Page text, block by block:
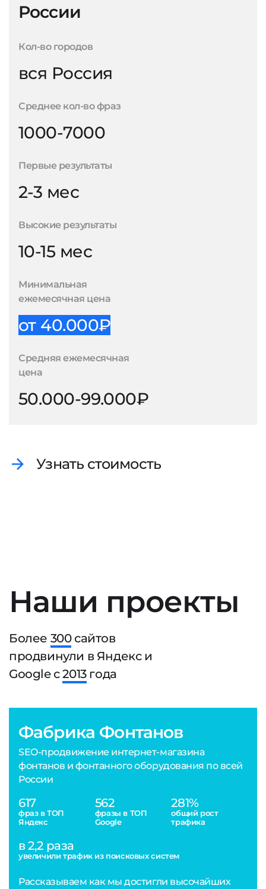
России
Кол-во городов
вся Россия
Среднее кол-во фраз
1000-7000
Первые результаты
2-3 мес
Высокие результаты
10-15 мес
Минимальная
ежемесячная цена
от 40.000₽
Средняя ежемесячная
цена
50.000-99.000₽
Узнать стоимость
Наши проекты
Более 300сайтов
продвинули в Яндекс и
Google с2013года
Фабрика Фонтанов
SEO-продвижение интернет-магазина
фонтанов и фонтанного оборудования по всей
России
617
фраз в ТОП
Яндекс
562
фразы в ТОП
Google
281%
общий рост
трафика
в 2,2 раза
увеличили трафик из поисковых систем
Рассказываем как мы достигли высочайших